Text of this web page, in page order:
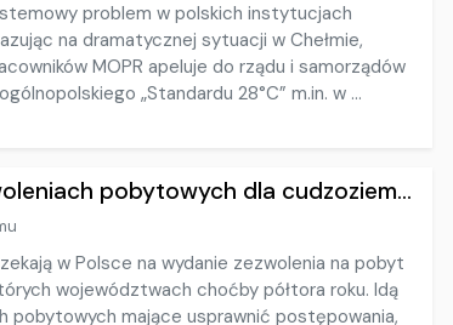
problem w polskich instytucjach
na dramatycznej sytuacji w Chełmie,
MOPR apeluje do rządu i samorządów
„Standardu 28°C” m.in. w ...
pobytowych dla cudzoziem...
w Polsce na wydanie zezwolenia na pobyt
województwach choćby półtora roku. Idą
pobytowych mające usprawnić postępowania,